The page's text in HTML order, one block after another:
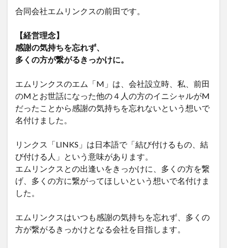
合同会社エムリンクスの前田です。
【経営理念】
感謝の気持ちを忘れず、
多くの方が繋がるきっかけに。
エムリンクスのエム「M」は、会社設立時、私、前田
のMとお世話になった他の４人の方のイニシャルがM
だったことから感謝の気持ちを忘れないという想いで
名付けました。
リンクス「LINKS」は日本語で「結び付けるもの、結
び付ける人」という意味があります。
エムリンクスとの出逢いをきっかけに、多くの方を繋
げ、多くの方に繋がってほしいという想いで名付けま
した。
エムリンクスはいつも感謝の気持ちを忘れず、多くの
方が繋がるきっかけとなる会社を目指します。